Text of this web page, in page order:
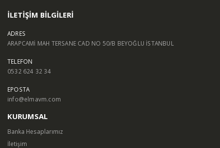
İLETİŞİM BİLGİLERİ
ADRES
ARAPCAMİ MAH TERSANE CAD NO 50/B BEYOĞLU İSTANBUL
TELEFON
0532 624 32 34
EPOSTA
info@elmavm.com
KURUMSAL
Banka Hesaplarımız
İletişim